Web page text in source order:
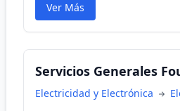
Ver Más
Servicios Generales
Electricidad y Electrónica